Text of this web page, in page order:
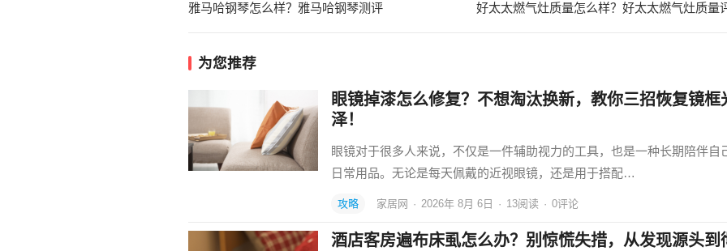
雅马哈钢琴怎么样？雅马哈钢琴测评
为您推荐
眼镜掉漆怎么修复？不想淘汰换新，教你三招恢复镜框
泽！
眼镜对于很多人来说，不仅是一件辅助视力的工具，也是一种长期陪伴自
日常用品。无论是每天佩戴的近视眼镜，还是用于搭配…
攻略 家居网 · 2026年 8月 6日 · 13阅读 · 0评论
酒店客房遍布床虱怎么办？别惊慌失措，从发现源头到